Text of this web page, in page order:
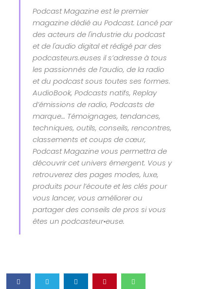
Podcast Magazine est le premier
magazine dédié au Podcast. Lancé par
des acteurs de l'industrie du podcast
et de l'audio digital et rédigé par des
podcasteurs.euses il s’adresse à tous
les passionnés de l’audio, de la radio
et du podcast sous toutes ses formes.
AudioBook, Podcasts natifs, Replay
d’émissions de radio, Podcasts de
marque… Témoignages, tendances,
techniques, outils, conseils, rencontres,
classements et coups de cœur,
Podcast Magazine vous permettra de
découvrir cet univers émergent. Vous y
retrouverez des pages modes, luxe,
produits pour l’écoute et les clés pour
vous lancer, vous améliorer ou
partager des conseils de pros si vous
êtes un podcasteur•euse.